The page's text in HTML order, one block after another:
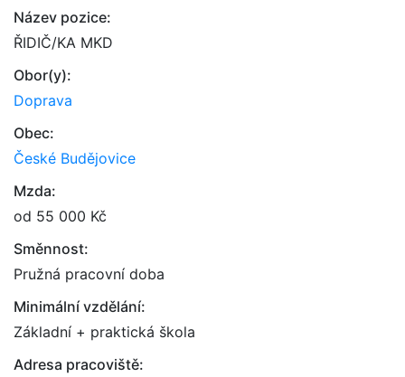
Název pozice:
ŘIDIČ/KA MKD
Obor(y):
Doprava
Obec:
České Budějovice
Mzda:
od 55 000 Kč
Směnnost:
Pružná pracovní doba
Minimální vzdělání:
Základní + praktická škola
Adresa pracoviště: